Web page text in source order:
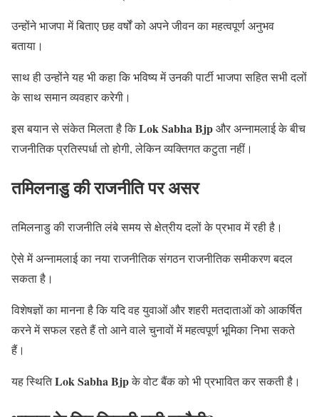
उन्होंने भाजपा में बिताए छह वर्षों को अपने जीवन का महत्वपूर्ण अनुभव
बताया।
साथ ही उन्होंने यह भी कहा कि भविष्य में उनकी पार्टी भाजपा सहित सभी दलों
के साथ समान व्यवहार करेगी।
इस बयान से संकेत मिलता है किLok Sabha Bjpऔर अन्नामलाई के बीच
राजनीतिक प्रतिस्पर्धा तो होगी, लेकिन व्यक्तिगत कटुता नहीं।
तमिलनाडु की राजनीति पर असर
तमिलनाडु की राजनीति लंबे समय से क्षेत्रीय दलों के प्रभाव में रही है।
ऐसे में अन्नामलाई का नया राजनीतिक संगठन राजनीतिक समीकरण बदल
सकता है।
विशेषज्ञों का मानना है कि यदि वह युवाओं और शहरी मतदाताओं को आकर्षित
करने में सफल रहते हैं तो आने वाले चुनावों में महत्वपूर्ण भूमिका निभा सकते
हैं।
यह स्थितिLok Sabha Bjpके वोट बैंक को भी प्रभावित कर सकती है।